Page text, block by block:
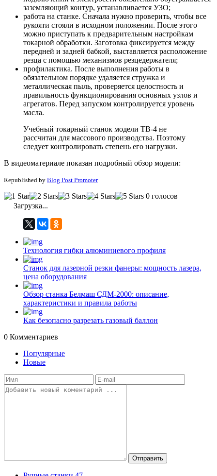
заземляющий контур, устанавливается УЗО;
работа на станке. Сначала нужно проверить, чтобы все
рукояти стояли в исходном положении. После этого
можно приступать к предварительным настройкам
токарной обработки. Заготовка фиксируется между
передней и задней бабкой, выставляется расположение
резца с помощью механизмов резцедержателя;
профилактика. После выполнения работы в
обязательном порядке удаляется стружка и
металлическая пыль, проверяется целостность и
правильность функционирования основных узлов и
агрегатов. Перед запуском контролируется уровень
масла.
Учебный токарный станок модели ТВ-4 не
рассчитан для массового производства. Поэтому
следует контролировать степень его нагрузки.
В видеоматериале показан подробный обзор модели:
Republished by Blog Post Promoter
0 голосов
Загрузка...
Технология гибки алюминиевого профиля
Станок для лазерной резки фанеры: мощность лазера,
цена оборудования
Обзор станка Белмаш СДМ-2000: описание,
характеристики и правила работы
Как безопасно разрезать газовый баллон
0 Комментариев
Популярные
Новые
Отправить